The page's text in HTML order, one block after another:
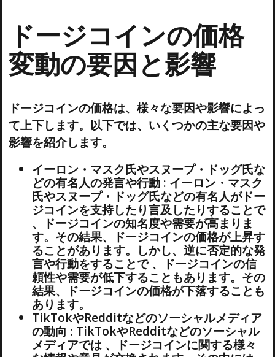
ドージコインの価格
変動の要因と影響
ドージコインの価格は、様々な要因や影響によっ
て上下します。以下では、いくつかの主な要因や
影響を紹介します。
イーロン・マスク氏やスヌープ・ドッグ氏な
どの有名人の発言や行動 : イーロン・マスク
氏やスヌープ・ドッグ氏などの有名人がドー
ジコインを支持したり言及したりすることで
、ドージコインの知名度や需要が高まりま
す。その結果、ドージコインの価格が上昇す
ることがあります。しかし、逆に否定的な発
言や行動をすることで 、ドージコインの信
頼性や需要が低下することもあります。その
結果、ドージコインの価格が下落することも
あります。
TikTokやRedditなどのソーシャルメディア
の動向 : TikTokやRedditなどのソーシャル
メディアでは 、ドージコインに関する様々